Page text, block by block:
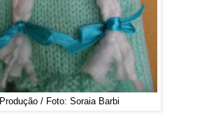
Produção / Foto: Soraia Barbi